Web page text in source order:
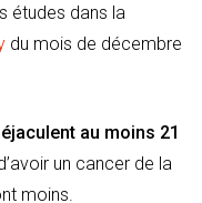
études dans la
du mois de décembre
éjaculent au moins 21
un cancer de la
moins.